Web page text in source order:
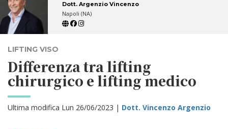
Dott. Argenzio Vincenzo
Napoli (NA)
LIFTING VISO
Differenza tra lifting
chirurgico e lifting medico
Ultima modifica Lun 26/06/2023 | Dott. Vincenzo Argenzio